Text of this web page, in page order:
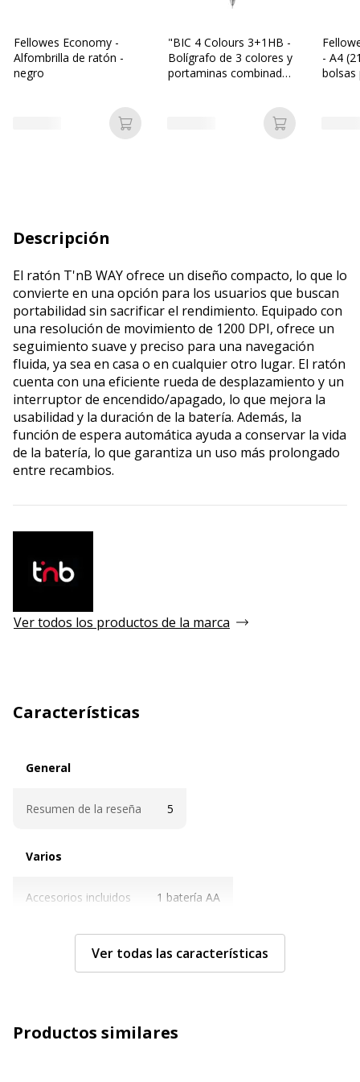
Fellowes Economy -
Alfombrilla de ratón -
negro
Añadir a la cesta
"BIC 4 Colours 3+1HB -
Bolígrafo de 3 colores y
portaminas combinados
Añadir a la
- A4
bolsas
Descripción
El ratón T'nB WAY ofrece un diseño compacto, lo que lo
convierte en una opción para los usuarios que buscan
portabilidad sin sacrificar el rendimiento. Equipado con
una resolución de movimiento de 1200 DPI, ofrece un
seguimiento suave y preciso para una navegación
fluida, ya sea en casa o en cualquier otro lugar. El ratón
cuenta con una eficiente rueda de desplazamiento y un
interruptor de encendido/apagado, lo que mejora la
usabilidad y la duración de la batería. Además, la
función de espera automática ayuda a conservar la vida
de la batería, lo que garantiza un uso más prolongado
entre recambios.
Ver todos los productos de la marca
Características
General
Resumen de la reseña 5
Varios
Accesorios incluidos 1 batería AA
Características técnicas
Rueda de deslizamiento
Ver todas las características
Productos similares